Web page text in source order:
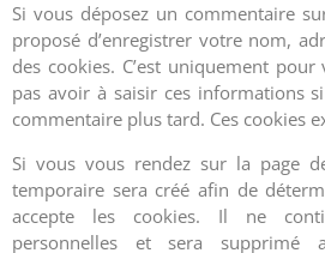
Si vous déposez un commentaire
proposé d’enregistrer votre nom,
des cookies. C’est uniquement
pas avoir à saisir ces informations
commentaire plus tard. Ces cookies
Si vous vous rendez sur la page
temporaire sera créé afin de
accepte les cookies. Il ne
personnelles et sera supprimé